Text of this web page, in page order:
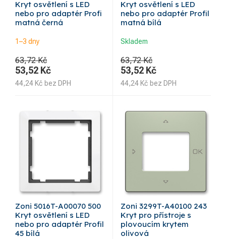
Kryt osvětlení s LED
nebo pro adaptér Profi
matná černá
1–3 dny
63,72 Kč
53,52 Kč
44,24 Kč bez DPH
Kryt osvětlení s LED
nebo pro adaptér Profil
matná bílá
Skladem
63,72 Kč
53,52 Kč
44,24 Kč bez DPH
Zoni 5016T-A00070 500
Kryt osvětlení s LED
nebo pro adaptér Profil
45 bílá
Zoni 3299T-A40100 243
Kryt pro přístroje s
plovoucím krytem
olivová